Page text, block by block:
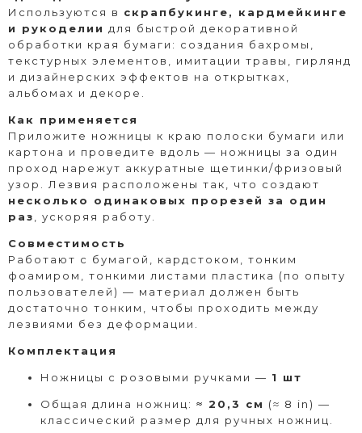
Используются в скрапбукинге, кардмейкинге
и рукоделии для быстрой декоративной
обработки края бумаги: создания бахромы,
текстурных элементов, имитации травы, гирлянд
и дизайнерских эффектов на открытках,
альбомах и декоре.
Как применяется
Приложите ножницы к краю полоски бумаги или
картона и проведите вдоль — ножницы за один
проход нарежут аккуратные щетинки/фризовый
узор. Лезвия расположены так, что создают
несколько одинаковых прорезей за один
раз
, ускоряя работу.
Совместимость
Работают с бумагой, кардстоком, тонким
фоамиром, тонкими листами пластика (по опыту
пользователей) — материал должен быть
достаточно тонким, чтобы проходить между
лезвиями без деформации.
Комплектация
Ножницы с розовыми ручками — 1 шт
Общая длина ножниц: ≈ 20,3 см (≈ 8 in) —
классический размер для ручных ножниц.